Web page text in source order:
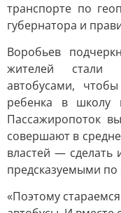
транспорте по
губернатора и
Воробьев
жителей стали
автобусами,
ребенка в школу
Пассажиропоток
совершают в
властей —
предсказуемыми
«Поэтому